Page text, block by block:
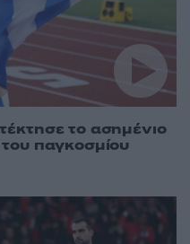
το ασημένιο
παγκοσμίου